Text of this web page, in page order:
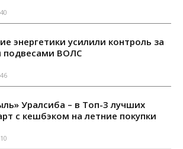
энергетики усилили контроль за
подвесами ВОЛС
Уралсиба – в Топ-3 лучших
с кешбэком на летние покупки